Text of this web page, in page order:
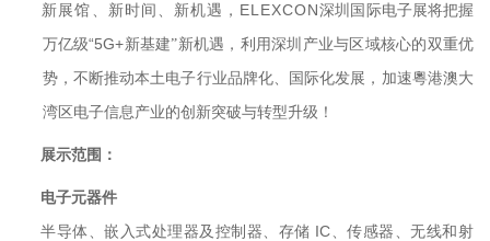
新展馆、新时间、新机遇，ELEXCON深圳国际电子展将把握
万亿级“5G+新基建”新机遇，利用深圳产业与区域核心的双重优
势，不断推动本土电子行业品牌化、国际化发展，加速粵港澳大
湾区电子信息产业的创新突破与转型升级！
展示范围：
电子元器件
半导体、嵌入式处理器及控制器、存储 IC 、传感器、无线和射